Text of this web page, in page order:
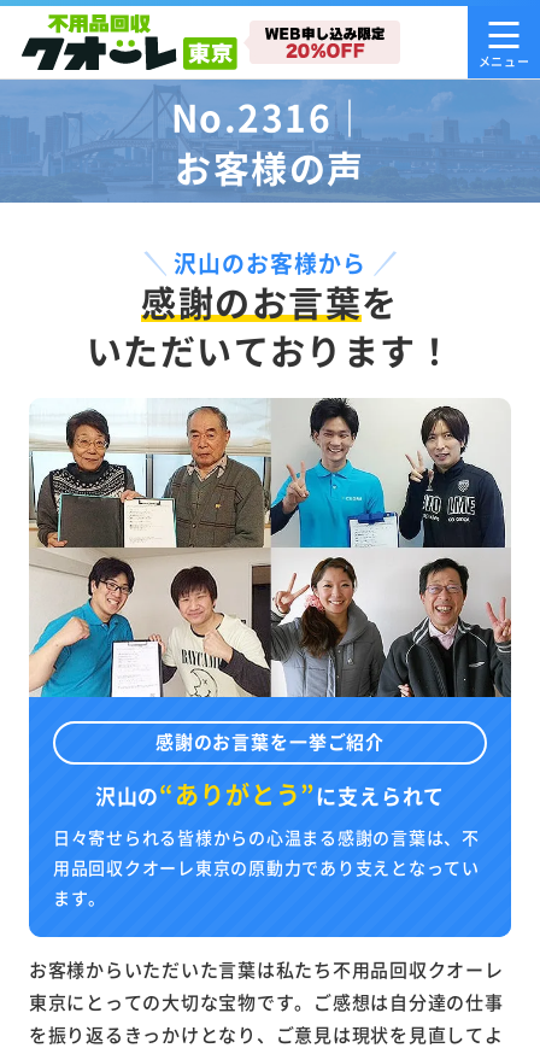
No.2316｜
お客様の声
沢山のお客様から
感謝のお言葉を
いただいております！
感謝のお言葉を一挙ご紹介
沢山の“ありがとう”に支えられて
日々寄せられる皆様からの心温まる感謝の言葉は、不
用品回収クオーレ東京の原動力であり支えとなってい
ます。
お客様からいただいた言葉は私たち不用品回収クオーレ
東京にとっての大切な宝物です。ご感想は自分達の仕事
を振り返るきっかけとなり、ご意見は現状を見直してよ